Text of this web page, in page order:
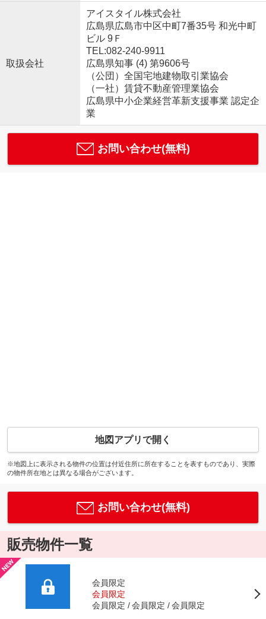
取扱会社
アイスタイル株式会社
広島県広島市中区中町7番35号 和光中町
ビル 9Ｆ
TEL:082-240-9911
広島県知事 (4) 第9606号
（公団）全国宅地建物取引業協会
（一社）賃貸不動産管理業協会
広島県中小企業経営革新支援事業 認定企
業
お問い合わせ(無料)
地図アプリで開く
※地図上に表示される物件の位置は付近住所に所在することを表すものであり、実際
の物件所在地とは異なる場合がございます。
お問い合わせ(無料)
販売物件一覧
会員限定
会員限定
会員限定
会員限定 会員限定